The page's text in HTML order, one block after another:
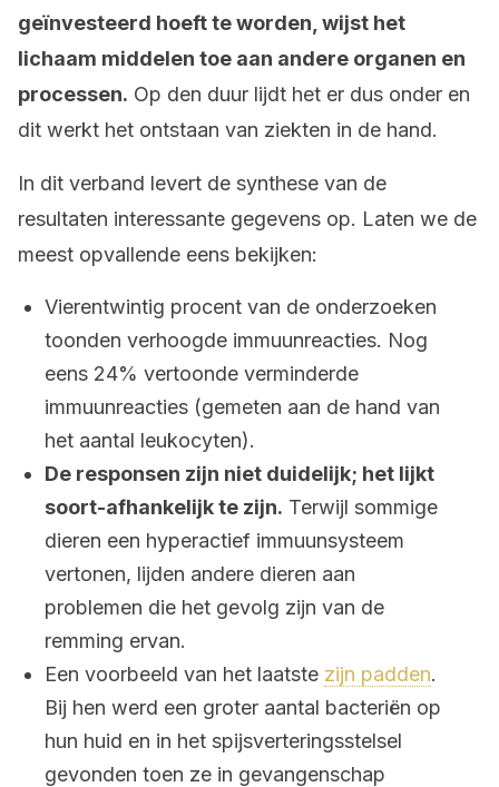
geïnvesteerd hoeft te worden, wijst het
lichaam middelen toe aan andere organen en
processen. Op den duur lijdt het er dus onder en
dit werkt het ontstaan van ziekten in de hand.
In dit verband levert de synthese van de
resultaten interessante gegevens op. Laten we de
meest opvallende eens bekijken:
Vierentwintig procent van de onderzoeken
toonden verhoogde immuunreacties. Nog
eens 24% vertoonde verminderde
immuunreacties (gemeten aan de hand van
het aantal leukocyten).
De responsen zijn niet duidelijk; het lijkt
soort-afhankelijk te zijn. Terwijl sommige
dieren een hyperactief immuunsysteem
vertonen, lijden andere dieren aan
problemen die het gevolg zijn van de
remming ervan.
Een voorbeeld van het laatste zijn padden.
Bij hen werd een groter aantal bacteriën op
hun huid en in het spijsverteringsstelsel
gevonden toen ze in gevangenschap